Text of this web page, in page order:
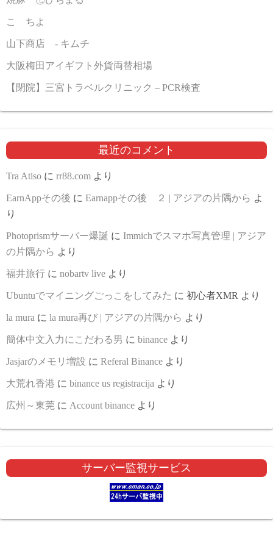
こゝちよ
山下商店 - キムチ
大阪梅田アイギフト外貨両替相場
【閉院】三宮トラベルクリニック – PCR検査
最近のコメント
Tra Atiso に rr88.com より
EarnAppその後 に Earnappその後 ２ | アジアの片隅から よ
り
Photoprismサーバー爆誕 に Immichでスマホ写真管理 | アジア
の片隅から より
福井旅行 に nobartv live より
Ubuntuでマイニングごっこをしてみた に 初心者XMR より
la mura に la mura再び | アジアの片隅から より
簡体中文入力にこだわる男 に binance より
Jasjarのメモリ増設 に Referal Binance より
大荒れ香港 に binance us registracija より
広州～東莞 に Account binance より
サーバー監視サービス